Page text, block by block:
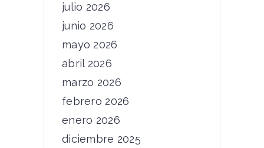
julio 2026
junio 2026
mayo 2026
abril 2026
marzo 2026
febrero 2026
enero 2026
diciembre 2025